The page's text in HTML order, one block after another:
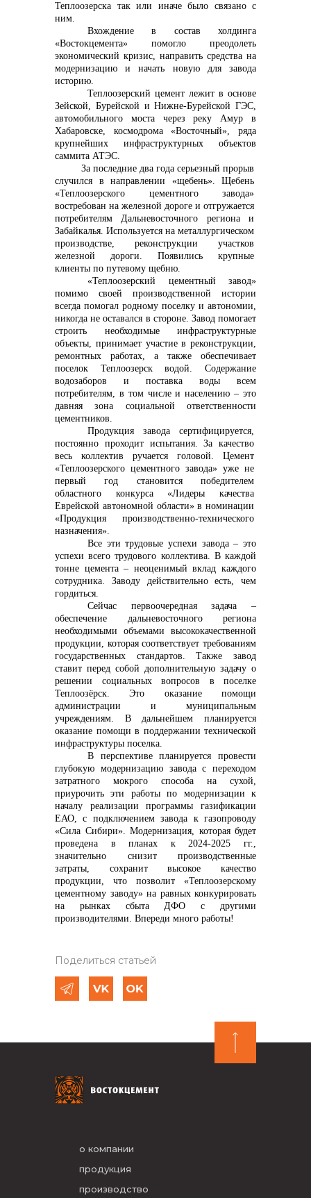
info@vostokcement.ru
Теплоозерска так или иначе было связано с
ним.
Вхождение в состав холдинга
«Востокцемента» помогло преодолеть
экономический кризис, направить средства на
модернизацию и начать новую для завода
историю.
Теплоозерский цемент лежит в основе
Зейской, Бурейской и Нижне-Бурейской ГЭС,
автомобильного моста через реку Амур в
Хабаровске, космодрома «Восточный»,ряда
крупнейших инфраструктурных объектов
саммита АТЭС.
За последние два года серьезный прорыв
случился в направлении «щебень». Щебень
«Теплоозерского цементного завода»
востребован на железной дороге и отгружается
потребителям Дальневосточного региона и
Забайкалья. Используется на металлургическом
производстве, реконструкции участков
железной дороги. Появились крупные
клиенты по путевому щебню.
«Теплоозерский цементный завод»
помимо своей производственной истории
всегда помогал родному поселку и автономии,
никогда не оставался в стороне. Завод помогает
строить необходимые инфраструктурные
объекты, принимает участие в реконструкции,
ремонтных работах, а также обеспечивает
поселок Теплоозерск водой. Содержание
водозаборов и поставка воды всем
потребителям, в том числе и населению – это
давняя зона социальной ответственности
цементников.
Продукция завода сертифицируется,
постоянно проходит испытания. За качество
весь коллектив ручается головой.Цемент
«Теплоозерского цементного завода» уже не
первый год становится победителем
областного конкурса «Лидеры качества
Еврейской автономной области» в номинации
«Продукция производственно-технического
назначения».
Все эти трудовые успехи завода – это
успехи всего трудового коллектива. В каждой
тонне цемента – неоценимый вклад каждого
сотрудника. Заводу действительно есть, чем
гордиться.
Сейчас первоочередная задача –
обеспечение дальневосточного региона
необходимыми объемами высококачественной
продукции, которая соответствует требованиям
государственных стандартов. Также завод
ставит перед собой дополнительную задачу о
решении социальных вопросов в поселке
Теплоозёрск. Это оказание помощи
администрации и муниципальным
учреждениям. В дальнейшем планируется
оказание помощи в поддержании технической
инфраструктуры поселка.
В перспективе планируется провести
глубокую модернизацию завода с переходом
затратного мокрого способа на сухой,
приурочить эти работы по модернизации к
началу реализации программы газификации
ЕАО, с подключением завода к газопроводу
«Сила Сибири». Модернизация, которая будет
проведена в планах к 2024-2025 гг.,
значительно снизит производственные
затраты, сохранит высокое качество
продукции, что позволит «Теплоозерскому
цементному заводу» на равных конкурировать
на рынках сбыта ДФО с другими
производителями. Впереди много работы!
Поделиться статьей
о компании
продукция
производство